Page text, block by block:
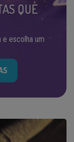
QUE
e escolha um